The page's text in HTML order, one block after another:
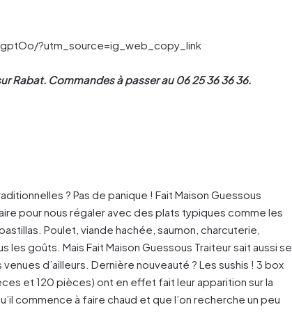
?utm_source=ig_web_copy_link
Rabat. Commandes à passer au 06 25 36 36 36.
? Pas de panique ! Fait Maison Guessous
pour nous régaler avec des plats typiques comme les
Poulet, viande hachée, saumon, charcuterie,
les goûts. Mais Fait Maison Guessous Traiteur sait aussi se
d’ailleurs. Dernière nouveauté ? Les sushis ! 3 box
et 120 pièces) ont en effet fait leur apparition sur la
commence à faire chaud et que l’on recherche un peu